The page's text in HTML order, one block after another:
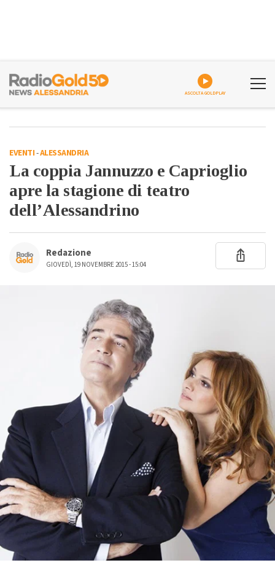
ASCOLTA GOLDPLAY
EVENTI-ALESSANDRIA
La coppia Jannuzzo e Caprioglio
apre la stagione di teatro
dell’Alessandrino
Redazione
GIOVEDÌ, 19 NOVEMBRE 2015 - 15:04